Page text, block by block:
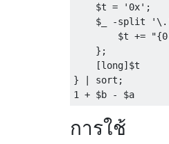
$t = '0x';
$_ -split
$t +=
    };
[long]$t
} | sort;
การใช้